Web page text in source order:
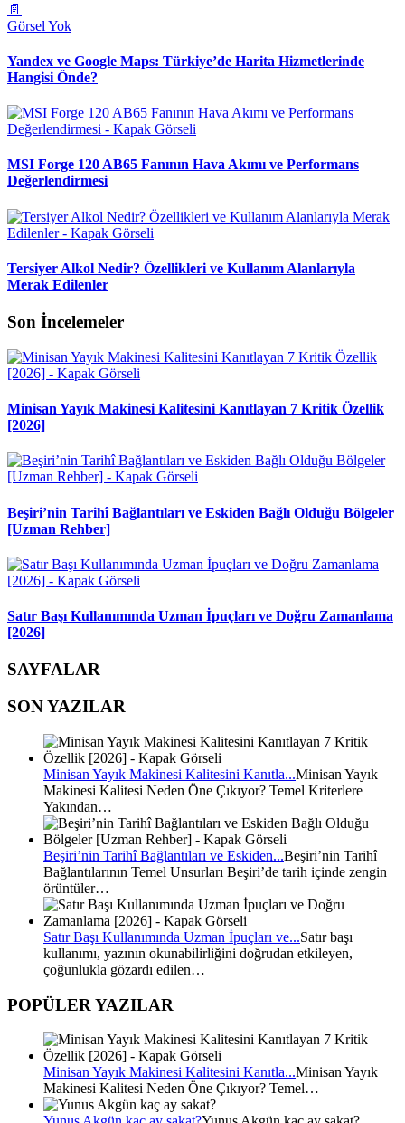
📄
Görsel Yok
Yandex ve Google Maps: Türkiye’de Harita Hizmetlerinde
Hangisi Önde?
MSI Forge 120 AB65 Fanının Hava Akımı ve Performans
Değerlendirmesi
Tersiyer Alkol Nedir? Özellikleri ve Kullanım Alanlarıyla
Merak Edilenler
Son İncelemeler
Minisan Yayık Makinesi Kalitesini Kanıtlayan 7 Kritik Özellik
[2026]
Beşiri’nin Tarihî Bağlantıları ve Eskiden Bağlı Olduğu Bölgeler
[Uzman Rehber]
Satır Başı Kullanımında Uzman İpuçları ve Doğru Zamanlama
[2026]
SAYFALAR
SON YAZILAR
Minisan Yayık Makinesi Kalitesini Kanıtla...Minisan Yayık
Makinesi Kalitesi Neden Öne Çıkıyor? Temel Kriterlere
Yakından…
Beşiri’nin Tarihî Bağlantıları ve Eskiden...Beşiri’nin Tarihî
Bağlantılarının Temel Unsurları Beşiri’de tarih içinde zengin
örüntüler…
Satır Başı Kullanımında Uzman İpuçları ve...Satır başı
kullanımı, yazının okunabilirliğini doğrudan etkileyen,
çoğunlukla gözardı edilen…
POPÜLER YAZILAR
Minisan Yayık Makinesi Kalitesini Kanıtla...Minisan Yayık
Makinesi Kalitesi Neden Öne Çıkıyor? Temel…